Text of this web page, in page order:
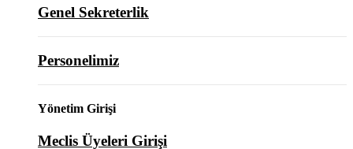
Genel Sekreterlik
Personelimiz
Yönetim Girişi
Meclis Üyeleri Girişi